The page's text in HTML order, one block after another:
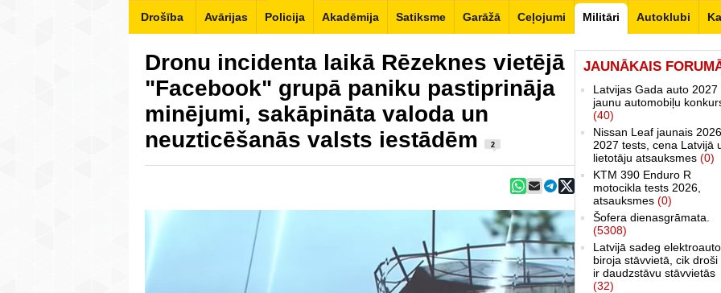
Drošība Avārijas Policija Akadēmija Satiksme Garāžā Ceļojumi Militāri Autoklubi
Dronu incidenta laikā Rēzeknes vietējā
"Facebook" grupā paniku pastiprināja
minējumi, sakāpināta valoda un
neuzticēšanās valsts iestādēm
2
JAUNĀKAIS
Latvijas Gada auto 2027
jaunu automobiļu
(40)
Nissan Leaf jaunais
2027 tests, cena Latvijā
lietotāju atsauksmes (0)
KTM 390 Enduro R
motocikla tests 2026,
atsauksmes (0)
Šofera dienasgrāmata.
(5308)
Latvijā sadeg elektroauto
biroja stāvvietā, cik droši
ir daudzstāvu stāvvietās
(32)